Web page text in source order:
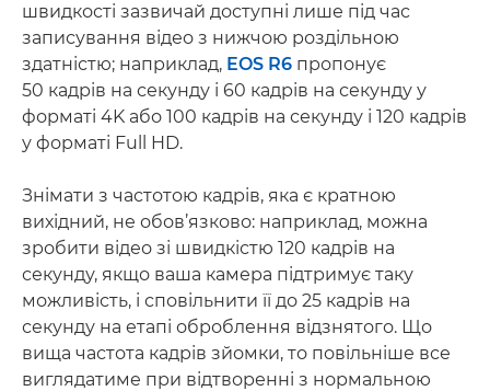
швидкості зазвичай доступні лише під час
записування відео з нижчою роздільною
здатністю; наприклад, EOS R6 пропонує
50 кадрів на секунду і 60 кадрів на секунду у
форматі 4K або 100 кадрів на секунду і 120 кадрів
у форматі Full HD.
Знімати з частотою кадрів, яка є кратною
вихідний, не обов’язково: наприклад, можна
зробити відео зі швидкістю 120 кадрів на
секунду, якщо ваша камера підтримує таку
можливість, і сповільнити її до 25 кадрів на
секунду на етапі оброблення відзнятого. Що
вища частота кадрів зйомки, то повільніше все
виглядатиме при відтворенні з нормальною